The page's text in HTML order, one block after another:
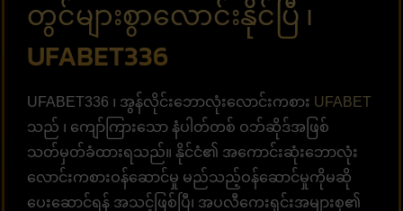
တွင်များစွာလောင်းနိုင်ပြီ ၊
UFABET336
UFABET336 ၊ အွန်လိုင်းဘောလုံးလောင်းကစား UFABET
သည် ၊ ကျော်ကြားသော နံပါတ်တစ် ဝဘ်ဆိုဒ်အဖြစ်
သတ်မှတ်ခံထားရသည်။ နိုင်ငံ၏ အကောင်းဆုံးဘောလုံး
လောင်းကစားဝန်ဆောင်မှု မည်သည့်ဝန်ဆောင်မှုကိုမဆို
ပေးဆောင်ရန် အသင့်ဖြစ်ပြီ၊ အပလီကေးရှင်းအများစု၏